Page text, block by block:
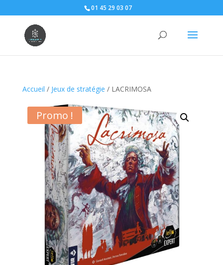
01 45 29 03 07
Accueil / Jeux de stratégie / LACRIMOSA
Promo !